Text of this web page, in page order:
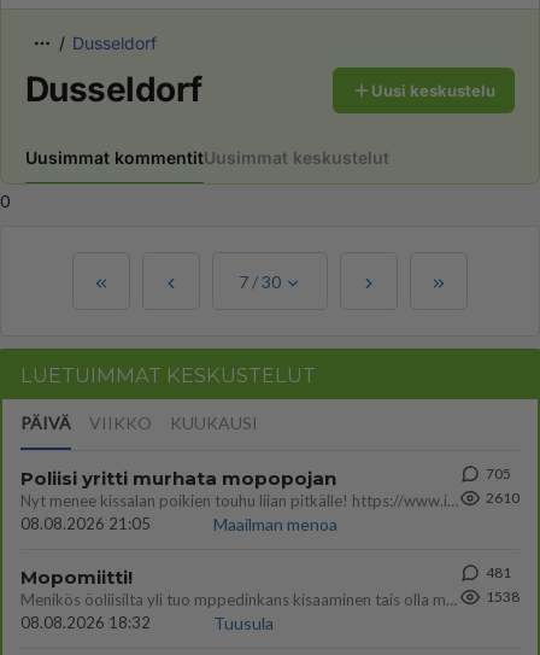
Dusseldorf
Dusseldorf Uusi keskustelu
Uusimmat kommentitUusimmat keskustelut
0
7 /30
LUETUIMMAT KESKUSTELUT
PÄIVÄ VIIKKO KUUKAUSI
Poliisi yritti murhata mopopojan
Nyt menee kissalan poikien touhu liian pitkälle! https://www.is.fi/kotimaa/art-2000012193221.html Karu video mopomiiti
08.08.2026 21:05
Maailman menoa
705
2610
Mopomiitti!
Menikös öoliisilta yli tuo mppedinkans kisaaminen tais olla melkoinen riski vahigoittaa tarpeettomasti jopa kuolla tuoss
08.08.2026 18:32
Tuusula
481
1538